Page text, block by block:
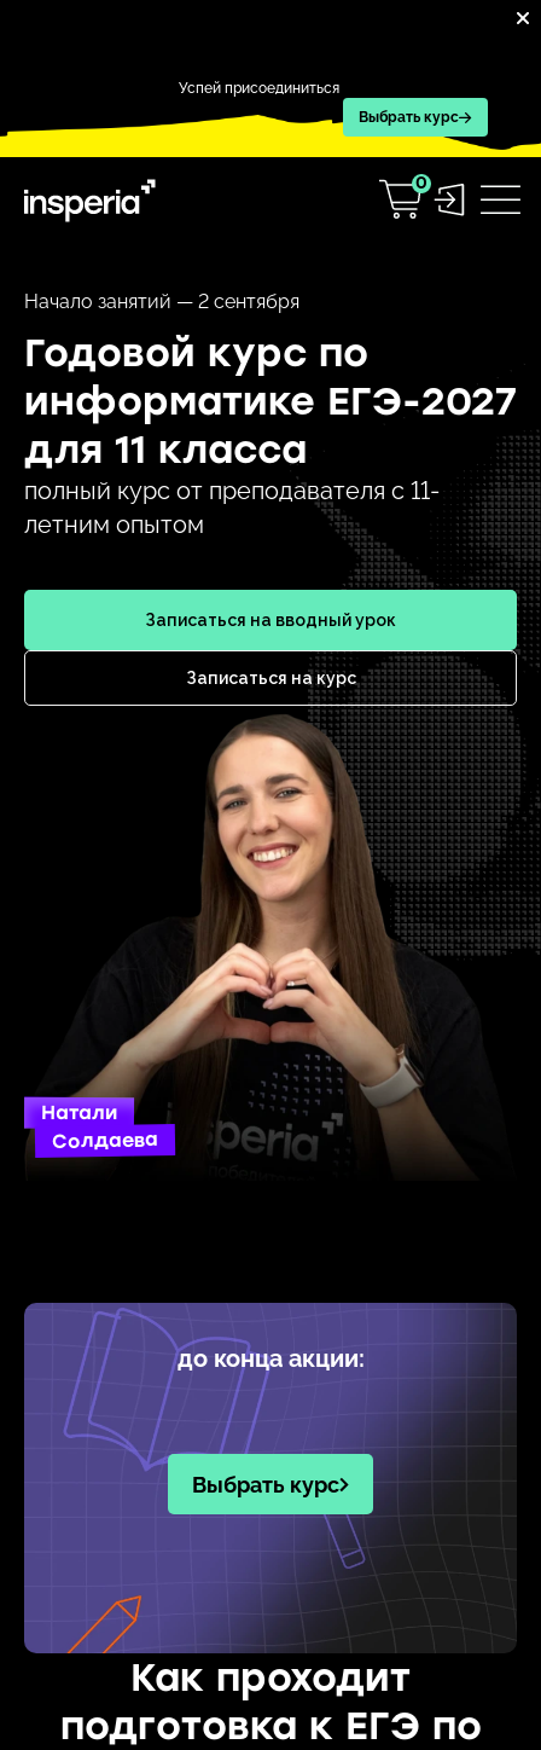
Успей присоединиться
Выбрать курс
0
Начало занятий — 2 сентября
Годовой курс по
информатике ЕГЭ-2027
для 11 класса
полный курс от преподавателя с 11-
летним опытом
Записаться на вводный урок
Записаться на курс
Натали
Солдаева
до конца акции:
Выбрать курс
Как проходит
подготовка к ЕГЭ по